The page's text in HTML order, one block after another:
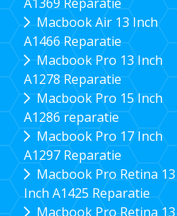
Macbook Air 13 Inch
A1466 Reparatie
Macbook Pro 13 Inch
A1278 Reparatie
Macbook Pro 15 Inch
A1286 reparatie
Macbook Pro 17 Inch
A1297 Reparatie
Macbook Pro Retina 13
Inch A1425 Reparatie
Macbook Pro Retina 13